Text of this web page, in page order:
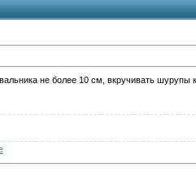
не более 10 см, вкручивать шурупы